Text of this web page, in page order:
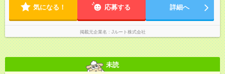
気になる！ 応募する 詳細へ
掲載元企業名 Jルート株式会社
未読